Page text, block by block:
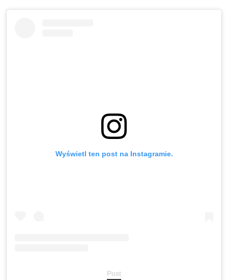
Wyświetl ten post na Instagramie.
Post